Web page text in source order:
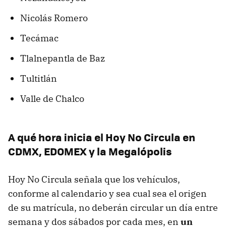
Nicolás Romero
Tecámac
Tlalnepantla de Baz
Tultitlán
Valle de Chalco
A qué hora inicia el Hoy No Circula en
CDMX, EDOMEX y la Megalópolis
Hoy No Circula señala que los vehículos,
conforme al calendario y sea cual sea el origen
de su matrícula, no deberán circular un día entre
semana y dos sábados por cada mes, en un